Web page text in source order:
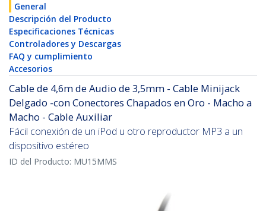
General
Descripción del Producto
Especificaciones Técnicas
Controladores y Descargas
FAQ y cumplimiento
Accesorios
Cable de 4,6m de Audio de 3,5mm - Cable Minijack
Delgado -con Conectores Chapados en Oro - Macho a
Macho - Cable Auxiliar
Fácil conexión de un iPod u otro reproductor MP3 a un
dispositivo estéreo
ID del Producto: MU15MMS